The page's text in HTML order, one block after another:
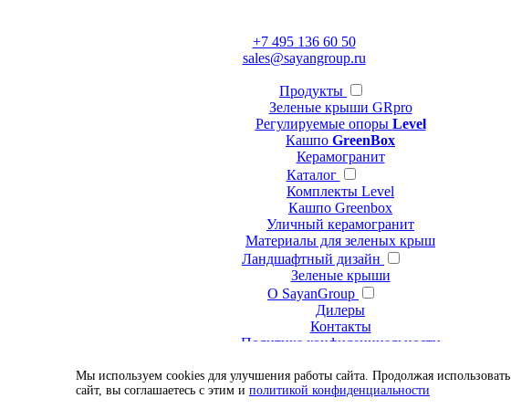
Мы используем cookies для улучшения работы сайта. Продолжая использовать
сайт, вы соглашаетесь с этим и политикой конфиденциальности
+7 495 136 60 50
sales@sayangroup.ru
Продукты
Зеленые крыши GRpro
Регулируемые опоры Level
Кашпо GreenBox
Керамогранит
Каталог
Комплекты Level
Кашпо Greenbox
Уличный керамогранит
Материалы для зеленых крыш
Ландшафтный дизайн
Зеленые крыши
О SayanGroup
Дилеры
Контакты
Политика конфиденциальности
Наши работы
Сады на крышах